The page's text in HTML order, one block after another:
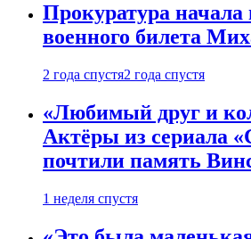
Прокуратура начала
военного билета
2 года спустя2 года спустя
«Любимый друг и
Актёры из сериала
почтили память
1 неделя спустя